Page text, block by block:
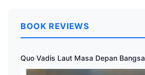
BOOK REVIEWS
Quo Vadis Laut Masa Depan Bangsa